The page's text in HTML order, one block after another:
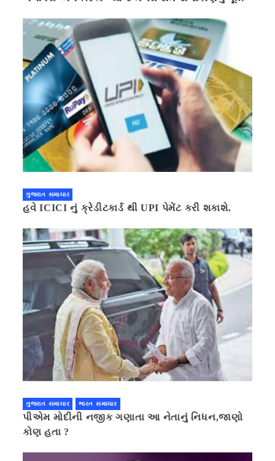
ગુજરાત સમાચાર
હવે ICICI નું ક્રેડીટકાર્ડ થી UPI પેમેંટ કરી શકાશે.
ગુજરાત સમાચાર ભારત સમાચાર
પીએમ મોદીની નજીક ગણાતા આ નેતાનું નિધન,જાણો
કોણ હતા ?